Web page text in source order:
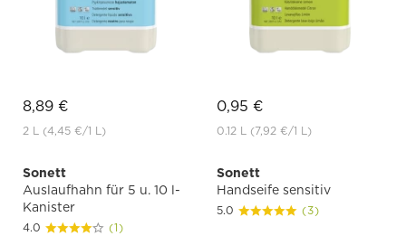
8,89 €
2 L (4,45 €/1 L)
0,95 €
0.12 L (7,92 €/1 L)
Sonett
Auslaufhahn für 5 u. 10 l-
Kanister
4.0 (1)
Sonett
Handseife sensitiv
5.0 (3)